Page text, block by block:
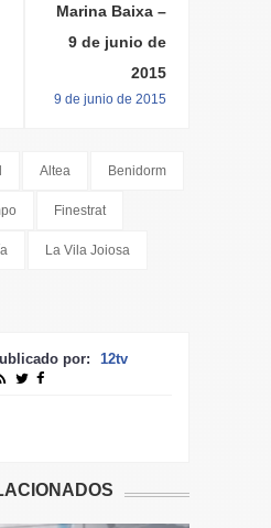
Marina Baixa –
9 de junio de
2015
9 de junio de 2015
Altea Benidorm
Finestrat
La Vila Joiosa
por: 12tv